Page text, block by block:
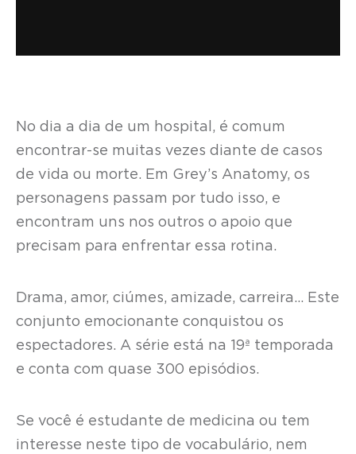
No dia a dia de um hospital, é comum
encontrar-se muitas vezes diante de casos
de vida ou morte. Em Grey’s Anatomy, os
personagens passam por tudo isso, e
encontram uns nos outros o apoio que
precisam para enfrentar essa rotina.
Drama, amor, ciúmes, amizade, carreira… Este
conjunto emocionante conquistou os
espectadores. A série está na 19ª temporada
e conta com quase 300 episódios.
Se você é estudante de medicina ou tem
interesse neste tipo de vocabulário, nem